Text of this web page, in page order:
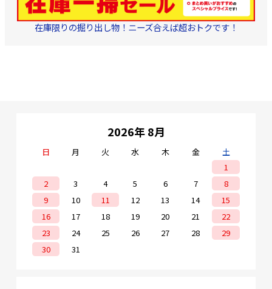
在庫限りの掘り出し物！ニーズ合えば超おトクです！
2026年 8月
日 月 火 水 木 金
土
1
2
3 4 5 6 7
8
9
10 11 12 13 14
15
16
17 18 19 20 21
22
23
24 25 26 27 28
29
30
31